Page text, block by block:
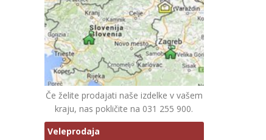
Če želite prodajati naše izdelke v vašem
kraju, nas pokličite na 031 255 900.
Veleprodaja